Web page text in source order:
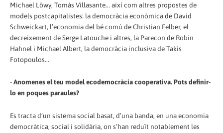
Michael Löwy, Tomás Villasante... així com altres propostes de
models postcapitalistes: la democràcia econòmica de David
Schweickart, l’economia del bé comú de Christian Felber, el
decreixement de Serge Latouche i altres, la Parecon de Robin
Hahnel i Michael Albert, la democràcia inclusiva de Takis
Fotopoulos...
-Anomenes el teu model ecodemocràcia cooperativa. Pots definir-
lo en poques paraules?
Es tracta d’un sistema social basat, d’una banda, en una economia
democràtica, social i solidària, on s’han reduït notablement les